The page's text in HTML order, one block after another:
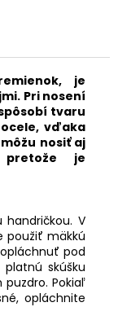
je
Pri nosení
tvaru
vďaka
nosiť aj
je
V
použiť mäkkú
pod
skúšku
Pokiaľ
opláchnite